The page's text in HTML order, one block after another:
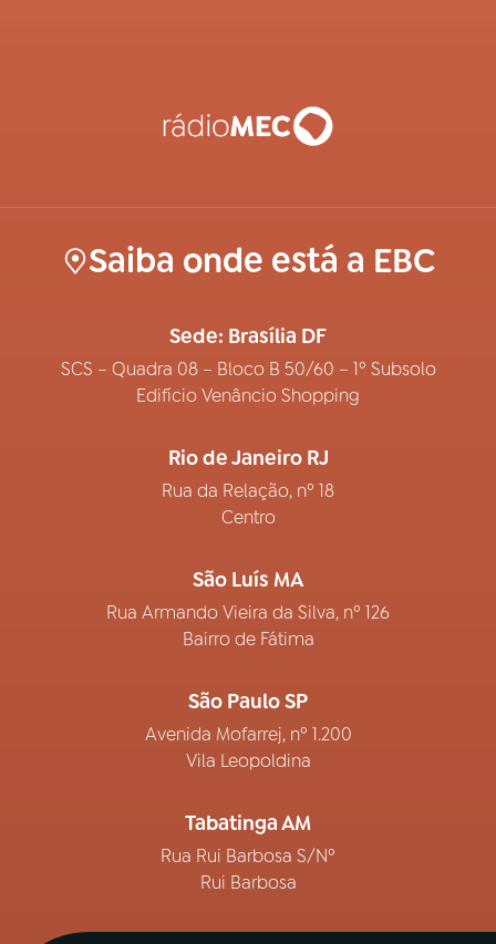
Saiba onde está a EBC
Sede: Brasília DF
SCS – Quadra 08 – Bloco B 50/60 – 1º Subsolo
Edifício Venâncio Shopping
Rio de Janeiro RJ
Rua da Relação, nº 18
Centro
São Luís MA
Rua Armando Vieira da Silva, nº 126
Bairro de Fátima
São Paulo SP
Avenida Mofarrej, nº 1.200
Vila Leopoldina
Tabatinga AM
Rua Rui Barbosa S/Nº
Rui Barbosa